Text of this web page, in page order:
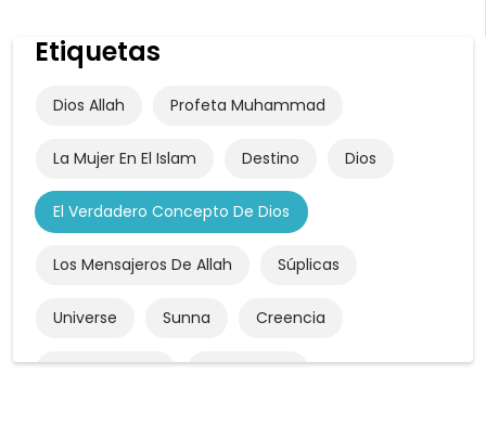
Etiquetas
Dios Allah Profeta Muhammad
La Mujer En El Islam Destino Dios
El Verdadero Concepto De Dios
Los Mensajeros De Allah Súplicas
Universe Sunna Creencia
Reincarnation Los Angeles